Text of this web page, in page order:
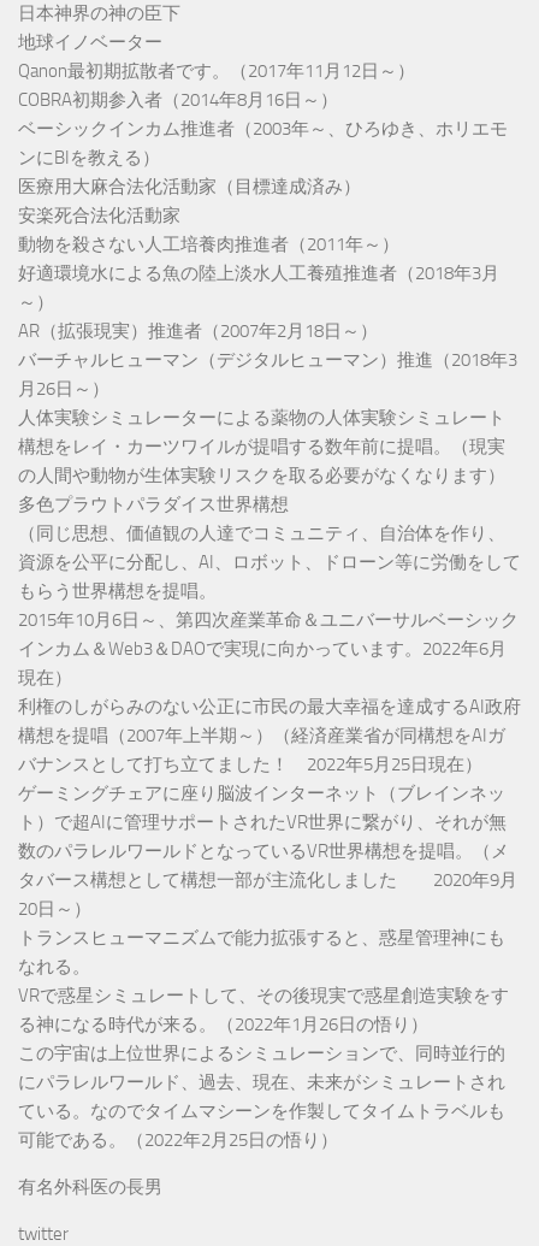
日本神界の神の臣下
地球イノベーター
Qanon最初期拡散者です。（2017年11月12日～）
COBRA初期参入者（2014年8月16日～）
ベーシックインカム推進者（2003年～、ひろゆき、ホリエモ
ンにBIを教える）
医療用大麻合法化活動家（目標達成済み）
安楽死合法化活動家
動物を殺さない人工培養肉推進者（2011年～）
好適環境水による魚の陸上淡水人工養殖推進者（2018年3月
～）
AR（拡張現実）推進者（2007年2月18日～）
バーチャルヒューマン（デジタルヒューマン）推進（2018年3
月26日～）
人体実験シミュレーターによる薬物の人体実験シミュレート
構想をレイ・カーツワイルが提唱する数年前に提唱。（現実
の人間や動物が生体実験リスクを取る必要がなくなります）
多色プラウトパラダイス世界構想
（同じ思想、価値観の人達でコミュニティ、自治体を作り、
資源を公平に分配し、AI、ロボット、ドローン等に労働をして
もらう世界構想を提唱。
2015年10月6日～、第四次産業革命＆ユニバーサルベーシック
インカム＆Web3＆DAOで実現に向かっています。2022年6月
現在）
利権のしがらみのない公正に市民の最大幸福を達成するAI政府
構想を提唱（2007年上半期～）（経済産業省が同構想をAIガ
バナンスとして打ち立てました！ 2022年5月25日現在）
ゲーミングチェアに座り脳波インターネット（ブレインネッ
ト）で超AIに管理サポートされたVR世界に繋がり、それが無
数のパラレルワールドとなっているVR世界構想を提唱。（メ
タバース構想として構想一部が主流化しました 2020年9月
20日～）
トランスヒューマニズムで能力拡張すると、惑星管理神にも
なれる。
VRで惑星シミュレートして、その後現実で惑星創造実験をす
る神になる時代が来る。（2022年1月26日の悟り）
この宇宙は上位世界によるシミュレーションで、同時並行的
にパラレルワールド、過去、現在、未来がシミュレートされ
ている。なのでタイムマシーンを作製してタイムトラベルも
可能である。（2022年2月25日の悟り）
有名外科医の長男
twitter